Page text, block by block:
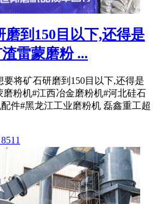
磨到150目以下,还得是
雷蒙磨粉 ...
要将矿石研磨到150目以下,还得是
磨粉机#江西冶金磨粉机#河北硅石
件#黑龙江工业磨粉机 磊鑫重工超